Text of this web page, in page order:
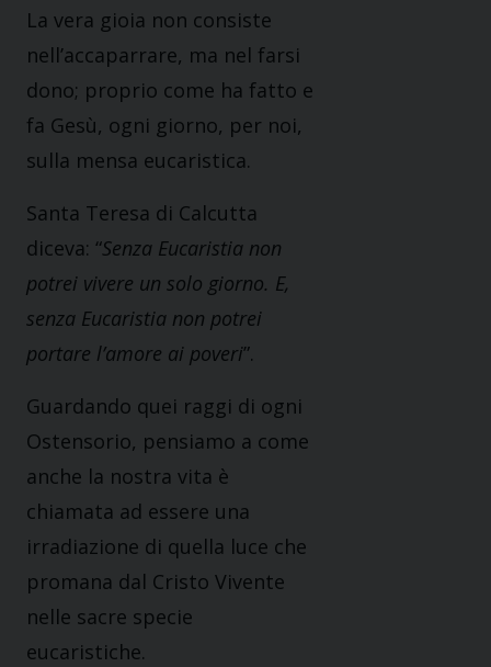
La vera gioia non consiste
nell’accaparrare, ma nel farsi
dono; proprio come ha fatto e
fa Gesù, ogni giorno, per noi,
sulla mensa eucaristica.
Santa Teresa di Calcutta
diceva: “Senza Eucaristia non
potrei vivere un solo giorno. E,
senza Eucaristia non potrei
portare l’amore ai poveri”.
Guardando quei raggi di ogni
Ostensorio, pensiamo a come
anche la nostra vita è
chiamata ad essere una
irradiazione di quella luce che
promana dal Cristo Vivente
nelle sacre specie
eucaristiche.